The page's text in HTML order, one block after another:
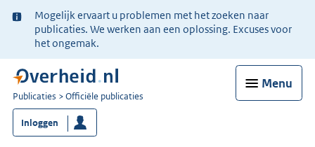
Ter
informatie:
Mogelijk ervaart u problemen met het zoeken naar
publicaties. We werken aan een oplossing. Excuses voor
het ongemak.
Menu
U
bent
nu
hier:
Publicaties Officiële publicaties
Inloggen